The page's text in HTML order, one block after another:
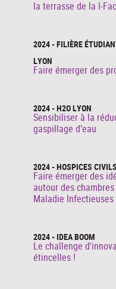
la terrasse de la I-
2024 - FILIÈRE
LYON
Faire émerger des
2024 - H2O LYON
Sensibiliser à la
gaspillage d’eau
2024 - HOSPICES
Faire émerger des
autour des
Maladie
2024 - IDEA BOOM
Le challenge
étincelles !